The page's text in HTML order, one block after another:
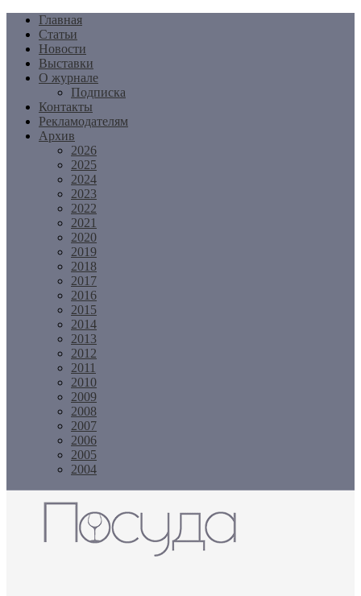
Перейти
содержимому
Главная
Статьи
Новости
Выставки
О журнале
Подписка
Контакты
Рекламодателям
Архив
2026
2025
2024
2023
2022
2021
2020
2019
2018
2017
2016
2015
2014
2013
2012
2011
2010
2009
2008
2007
2006
2005
2004